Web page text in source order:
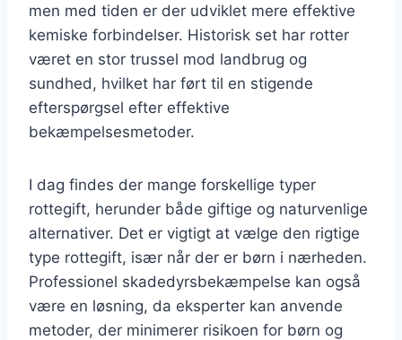
men med tiden er der udviklet mere effektive
kemiske forbindelser. Historisk set har rotter
været en stor trussel mod landbrug og
sundhed, hvilket har ført til en stigende
efterspørgsel efter effektive
bekæmpelsesmetoder.
I dag findes der mange forskellige typer
rottegift, herunder både giftige og naturvenlige
alternativer. Det er vigtigt at vælge den rigtige
type rottegift, især når der er børn i nærheden.
Professionel skadedyrsbekæmpelse kan også
være en løsning, da eksperter kan anvende
metoder, der minimerer risikoen for børn og